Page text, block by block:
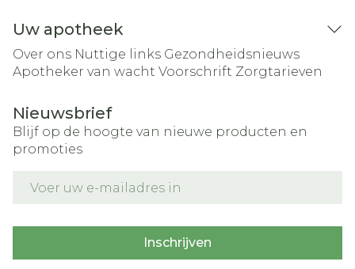
Uw apotheek
Over ons Nuttige links Gezondheidsnieuws
Apotheker van wacht Voorschrift Zorgtarieven
Nieuwsbrief
Blijf op de hoogte van nieuwe producten en
promoties
Inschrijven